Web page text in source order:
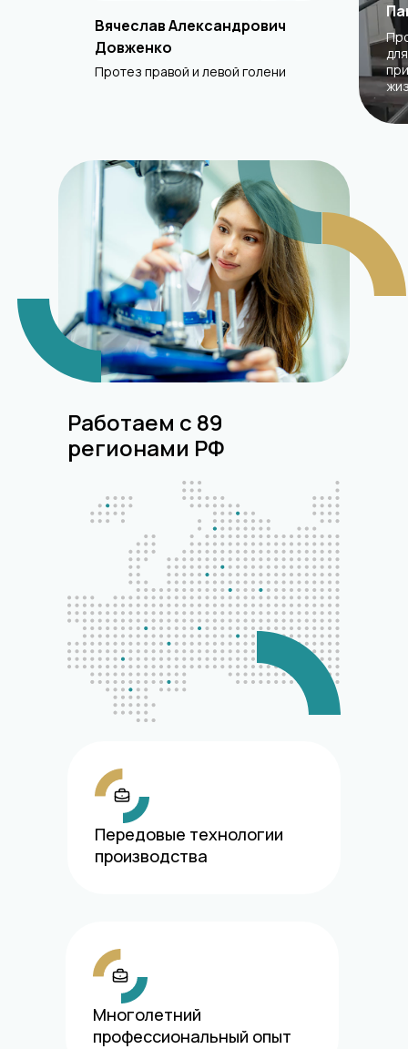
Протез правой и левой голени
Вячеслав Александрович
Довженко
Работаем с 89
регионами РФ
Передовые технологии
производства
Многолетний
профессиональный опыт